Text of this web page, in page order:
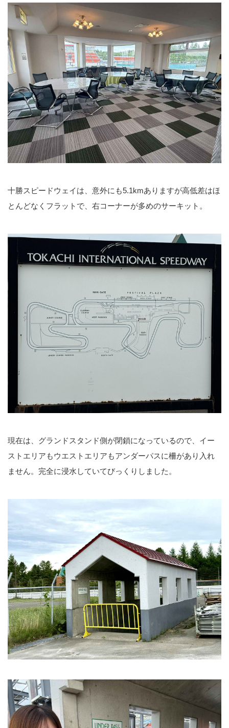
十勝スピードウェイは、意外にも5.1kmありますが高低差はほ
とんどなくフラットで、右コーナーが多めのサーキット。
現在は、グランドスタンド側が閉鎖になっているので、イー
ストエリアもウエストエリアもアンダーパスに柵があり入れ
ません。完全に浸水していてびっくりしました。